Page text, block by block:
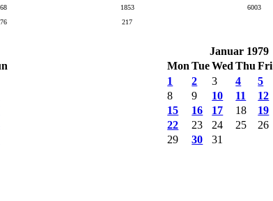
1853 6003
217
Januar 1979
Mon TueWed Thu Fri
1
2 3 4 5
8
9 10 11 12
15
16 17 18 19
22
23 24 25 26
29
30 31